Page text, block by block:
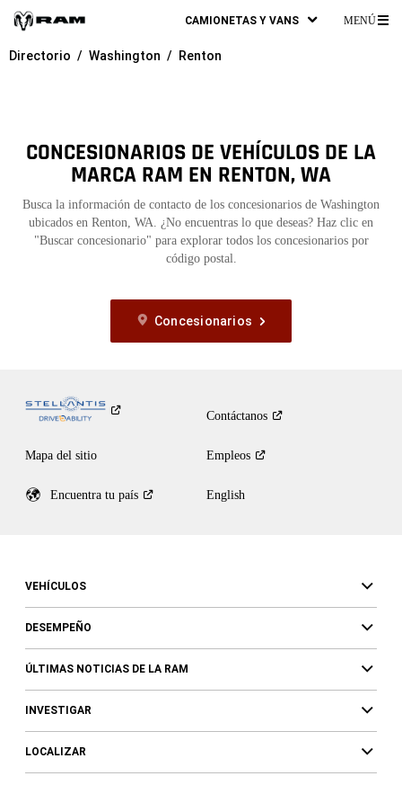
CAMIONETAS Y VANS MENÚ
Directorio Washington Renton
CONCESIONARIOS DE VEHÍCULOS DE LA
MARCA RAM EN RENTON, WA
Busca la información de contacto de los concesionarios de Washington
ubicados en Renton, WA. ¿No encuentras lo que deseas? Haz clic en
"Buscar concesionario" para explorar todos los concesionarios por
código postal.
Concesionarios
Contáctanos
Mapa del sitio Empleos
Encuentra tu país English
VEHÍCULOS
DESEMPEÑO
ÚLTIMAS NOTICIAS DE LA RAM
INVESTIGAR
LOCALIZAR